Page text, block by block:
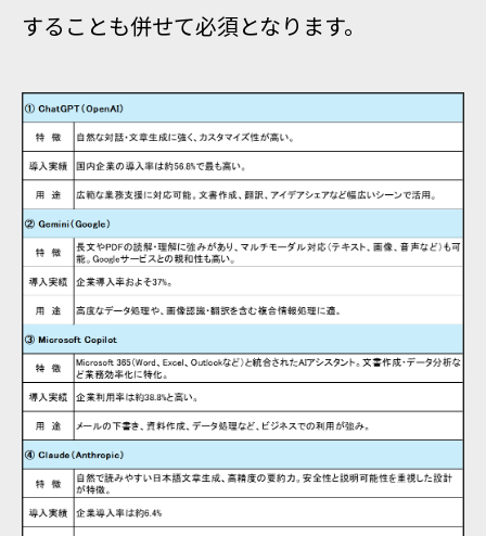
することも併せて必須となります。